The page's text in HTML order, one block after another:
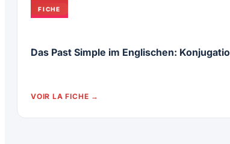
FICHE
Das Past Simple im Englischen:
VOIR LA FICHE